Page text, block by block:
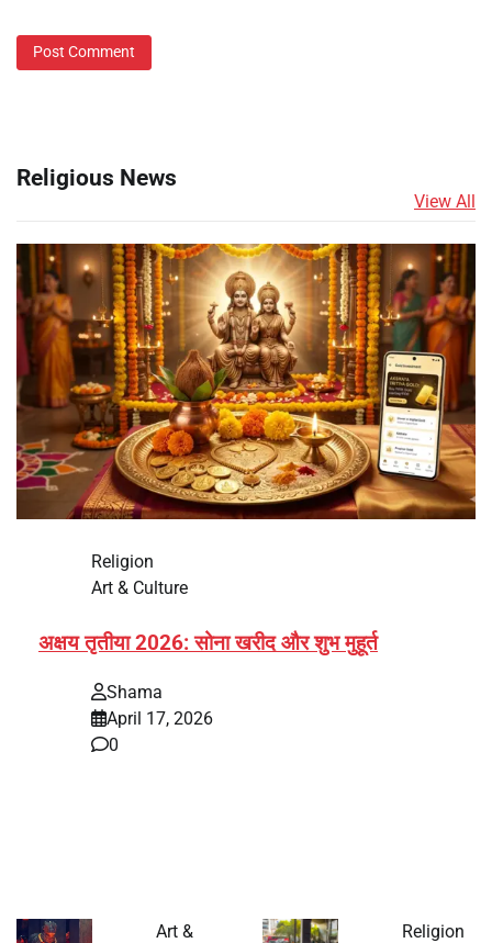
Religious News
View All
Religion
Art & Culture
अक्षय तृतीया 2026: सोना खरीद और शुभ मुहूर्त
Shama
April 17, 2026
0
Art &
Religion